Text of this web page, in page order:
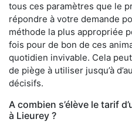
tous ces paramètres que le
répondre à votre demande
méthode la plus appropriée
fois pour de bon de ces
quotidien invivable. Cela
de piège à utiliser jusqu’à
décisifs.
A combien s’élève le tarif
à Lieurey ?